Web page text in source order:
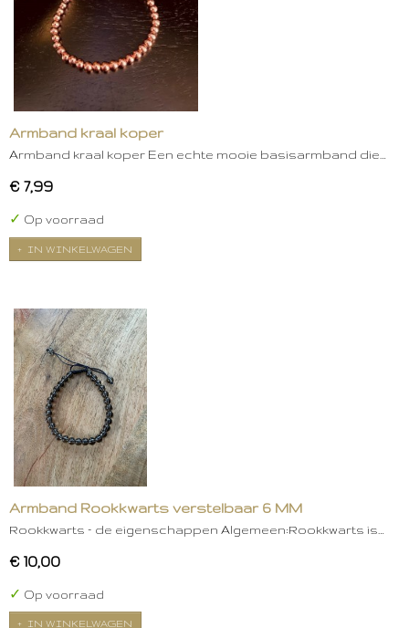
Armband kraal koper
Armband kraal koper Een echte mooie basisarmband die…
€ 7,99
✓ Op voorraad
IN WINKELWAGEN
Armband Rookkwarts verstelbaar 6 MM
Rookkwarts – de eigenschappen Algemeen:Rookkwarts is…
€ 10,00
✓ Op voorraad
IN WINKELWAGEN